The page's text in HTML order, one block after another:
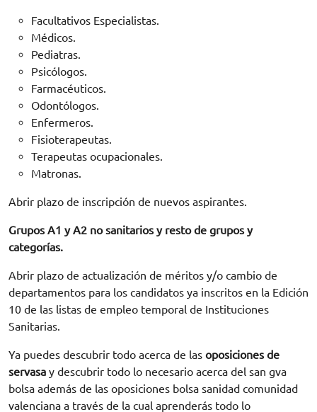
Facultativos Especialistas.
Médicos.
Pediatras.
Psicólogos.
Farmacéuticos.
Odontólogos.
Enfermeros.
Fisioterapeutas.
Terapeutas ocupacionales.
Matronas.
Abrir plazo de inscripción de nuevos aspirantes.
Grupos A1 y A2 no sanitarios y resto de grupos y
categorías.
Abrir plazo de actualización de méritos y/o cambio de
departamentos para los candidatos ya inscritos en la Edición
10 de las listas de empleo temporal de Instituciones
Sanitarias.
Ya puedes descubrir todo acerca de las oposiciones de
servasa y descubrir todo lo necesario acerca del san gva
bolsa además de las oposiciones bolsa sanidad comunidad
valenciana a través de la cual aprenderás todo lo